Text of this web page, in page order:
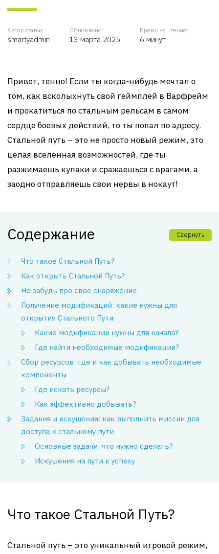
Автор статьи:
smartyadmin
Обновлено:
13 марта 2025
Время на чтение:
6 минут
Привет, тенно! Если ты когда-нибудь мечтал о
том, как всколыхнуть свой геймплей в Варфрейм
и прокатиться по стальным рельсам в самом
сердце боевых действий, то ты попал по адресу.
Стальной путь – это не просто новый режим, это
целая вселенная возможностей, где ты
разжимаешь кулаки и сражаешься с врагами, а
заодно отправляешь свои нервы в нокаут!
Содержание Свернуть
Что такое Стальной Путь?
Как открыть Стальной Путь?
Не забудь про своё снаряжение
Получение модификаций: какие нужны для
открытия Стального Пути
Какие модификации нужны для начала?
Где найти необходимые модификации?
Сбор ресурсов: где и как добывать необходимые
компоненты
Где искать ресурсы?
Как эффективно добывать?
Задания и искушения: как выполнить миссии для
доступа к стальному пути
Основные задачи: что нужно сделать?
Искушения на пути к успеху
Что такое Стальной Путь?
Стальной путь – это уникальный игровой режим,